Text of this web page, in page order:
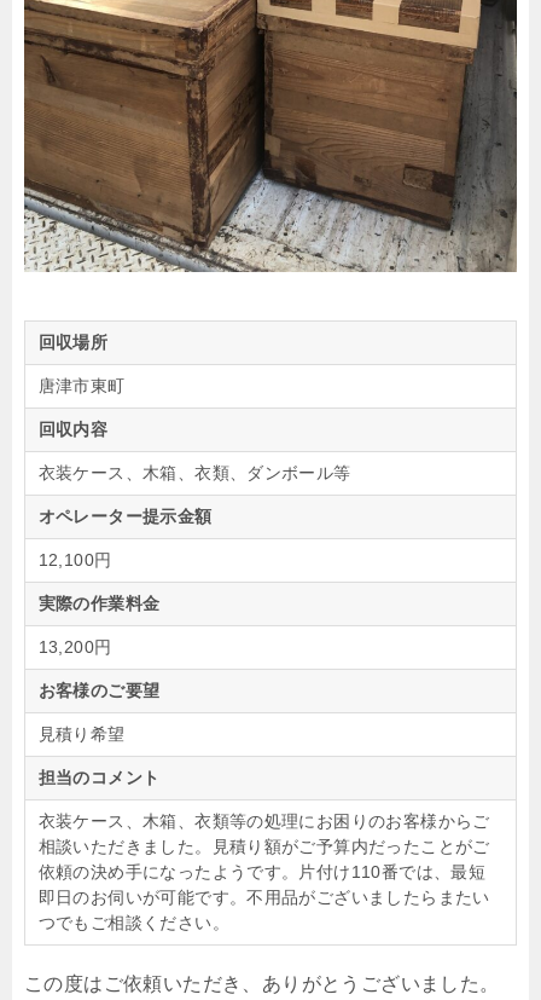
回収場所
唐津市東町
回収内容
衣装ケース、木箱、衣類、ダンボール等
オペレーター提示金額
12,100円
実際の作業料金
13,200円
お客様のご要望
見積り希望
担当のコメント
衣装ケース、木箱、衣類等の処理にお困りのお客様からご
相談いただきました。見積り額がご予算内だったことがご
依頼の決め手になったようです。片付け110番では、最短
即日のお伺いが可能です。不用品がございましたらまたい
つでもご相談ください。
この度はご依頼いただき、ありがとうございました。